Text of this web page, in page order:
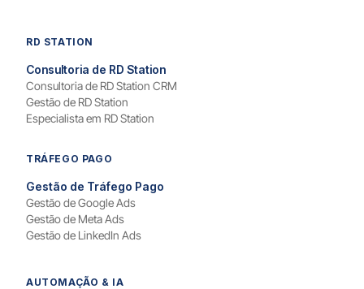
RD STATION
Consultoria de RD Station
Consultoria de RD Station CRM
Gestão de RD Station
Especialista em RD Station
TRÁFEGO PAGO
Gestão de Tráfego Pago
Gestão de Google Ads
Gestão de Meta Ads
Gestão de LinkedIn Ads
AUTOMAÇÃO & IA